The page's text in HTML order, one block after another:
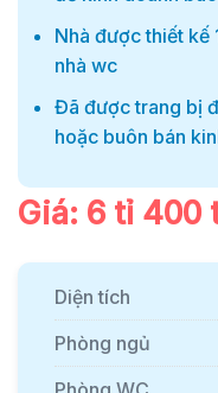
Nhà được thiết kế
nhà wc
Đã được trang bị
hoặc buôn bán
Giá: 6 tỉ 400
Diện tích
Phòng ngủ